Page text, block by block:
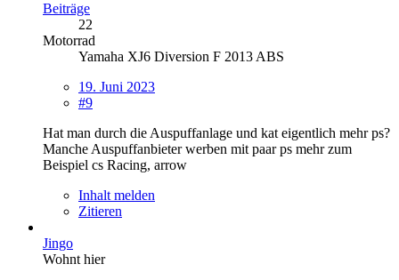
Beiträge
22
Motorrad
Yamaha XJ6 Diversion F 2013 ABS
19. Juni 2023
#9
Hat man durch die Auspuffanlage und kat eigentlich mehr ps?
Manche Auspuffanbieter werben mit paar ps mehr zum
Beispiel cs Racing, arrow
Inhalt melden
Zitieren
Jingo
Wohnt hier